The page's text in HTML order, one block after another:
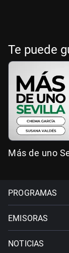
Te puede
Más de uno
PROGRAMAS
EMISORAS
NOTICIAS